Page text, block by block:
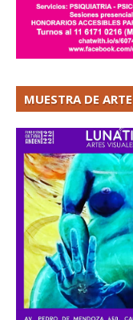
MUESTRA DE ARTE